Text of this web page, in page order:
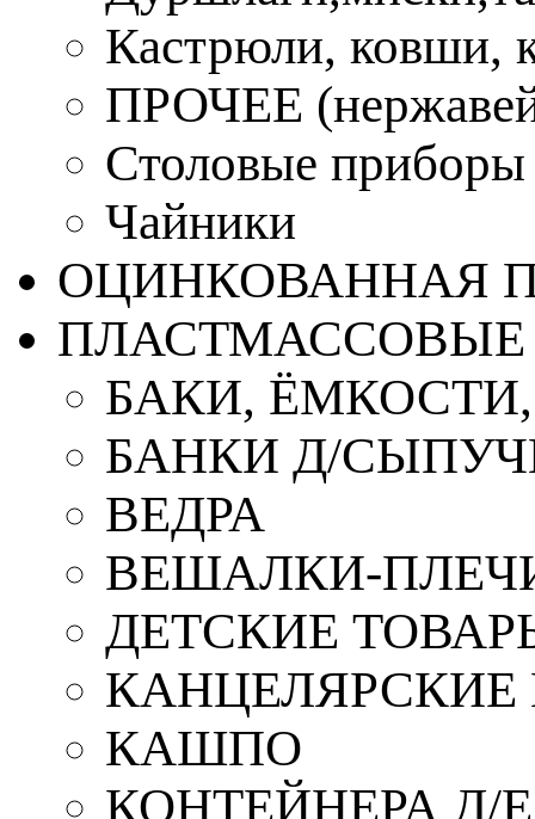
Кастрюли, ковши,
ПРОЧЕЕ
Столовые приборы
Чайники
ОЦИНКОВАННАЯ
ПЛАСТМАССОВЫЕ
БАКИ,
БАНКИ Д/
ВЕДРА
ВЕШАЛКИ-
ДЕТСКИЕ
КАШПО
КОНТЕЙНЕРА Д/